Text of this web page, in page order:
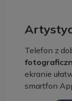
Telefon z
ekranie
smartfon